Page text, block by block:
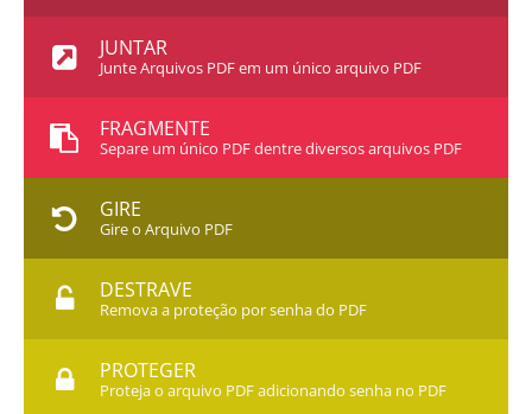
JUNTAR
Junte Arquivos PDF em um único arquivo PDF
FRAGMENTE
Separe um único PDF dentre diversos arquivos PDF
GIRE
Gire o Arquivo PDF
DESTRAVE
Remova a proteção por senha do PDF
PROTEGER
Proteja o arquivo PDF adicionando senha no PDF